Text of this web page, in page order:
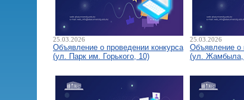
25.03.2026
Объявление о проведении конкурса
(ул. Парк им. Горького, 10)
25.03.2026
Объявление о
(ул. Жамбыла,